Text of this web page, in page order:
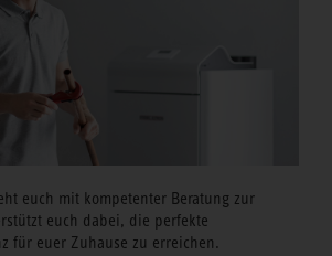
euch mit kompetenter Beratung zur
euch dabei, die perfekte
für euer Zuhause zu erreichen.